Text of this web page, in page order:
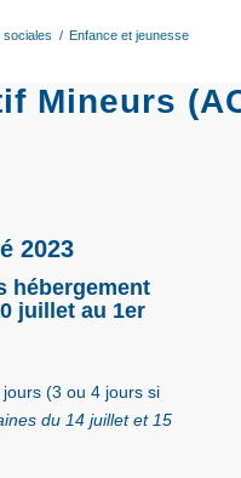
sociales / Enfance et jeunesse
Mineurs
2023
hébergement
juillet au 1er
(3 ou 4 jours si
du 14 juillet et 15